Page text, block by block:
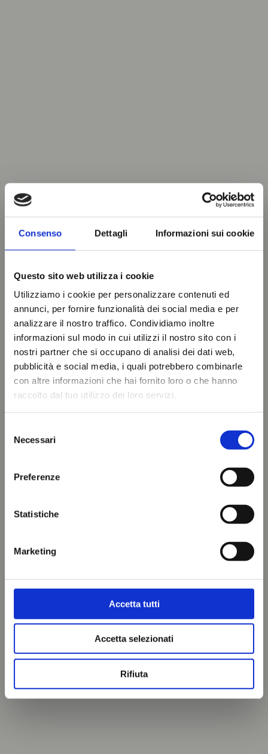
Consenso Dettagli Informazioni sui cookie
Questo sito web utilizza i cookie
Utilizziamo i cookie per personalizzare contenuti ed
annunci, per fornire funzionalità dei social media e per
analizzare il nostro traffico. Condividiamo inoltre
informazioni sul modo in cui utilizzi il nostro sito con i
nostri partner che si occupano di analisi dei dati web,
pubblicità e social media, i quali potrebbero combinarle
con altre informazioni che hai fornito loro o che hanno
raccolto dal tuo utilizzo dei loro servizi.
delNecessari
Preferenze
Statistiche
Marketing
Accetta tutti
Accetta selezionati
Rifiuta